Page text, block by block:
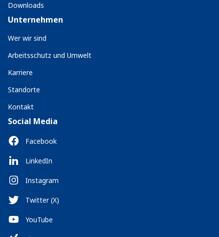
Downloads
Unternehmen
Wer wir sind
Arbeitsschutz und Umwelt
Karriere
Standorte
Kontakt
Social Media
Facebook
LinkedIn
Instagram
Twitter (X)
YouTube